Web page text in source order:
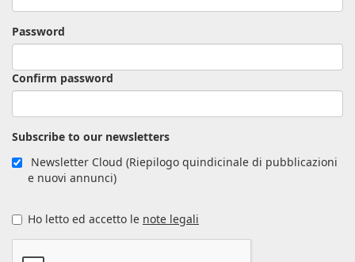
Password
Confirm password
Subscribe to our newsletters
Newsletter Cloud (Riepilogo quindicinale di pubblicazioni
e nuovi annunci)
Ho letto ed accetto le note legali